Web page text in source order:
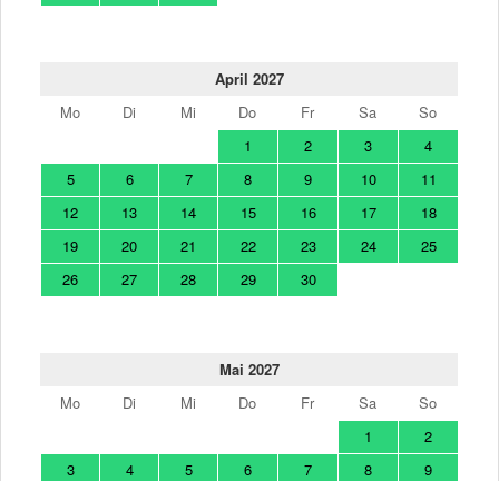
April 2027
Mo
Di Mi Do Fr Sa
So
1
2 3
4
5
6 7 8 9 10
11
12
13 14 15 16 17
18
19
20 21 22 23 24
25
26
27 28 29 30
Mai 2027
Mo
Di Mi Do Fr Sa
So
1
2
3
4 5 6 7 8
9